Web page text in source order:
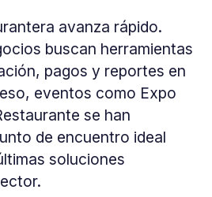
avanza rápido.
buscan herramientas
pagos y reportes en
eventos como Expo
se han
de encuentro ideal
soluciones